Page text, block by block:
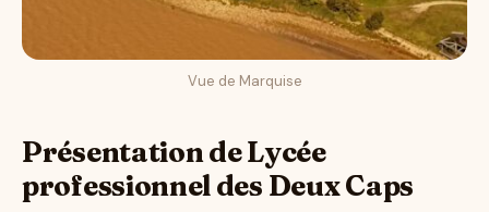
Vue de Marquise
Présentation de Lycée
professionnel des Deux Caps